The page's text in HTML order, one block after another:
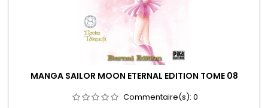
MANGA SAILOR MOON ETERNAL EDITION TOME 08
Commentaire(s): 0